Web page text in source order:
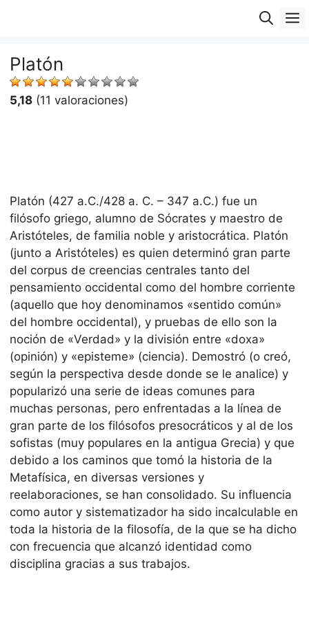
Platón
5,18 (11 valoraciones)
Platón (427 a.C./428 a. C. – 347 a.C.) fue un
filósofo griego, alumno de Sócrates y maestro de
Aristóteles, de familia noble y aristocrática. Platón
(junto a Aristóteles) es quien determinó gran parte
del corpus de creencias centrales tanto del
pensamiento occidental como del hombre corriente
(aquello que hoy denominamos «sentido común»
del hombre occidental), y pruebas de ello son la
noción de «Verdad» y la división entre «doxa»
(opinión) y «episteme» (ciencia). Demostró (o creó,
según la perspectiva desde donde se le analice) y
popularizó una serie de ideas comunes para
muchas personas, pero enfrentadas a la línea de
gran parte de los filósofos presocráticos y al de los
sofistas (muy populares en la antigua Grecia) y que
debido a los caminos que tomó la historia de la
Metafísica, en diversas versiones y
reelaboraciones, se han consolidado. Su influencia
como autor y sistematizador ha sido incalculable en
toda la historia de la filosofía, de la que se ha dicho
con frecuencia que alcanzó identidad como
disciplina gracias a sus trabajos.